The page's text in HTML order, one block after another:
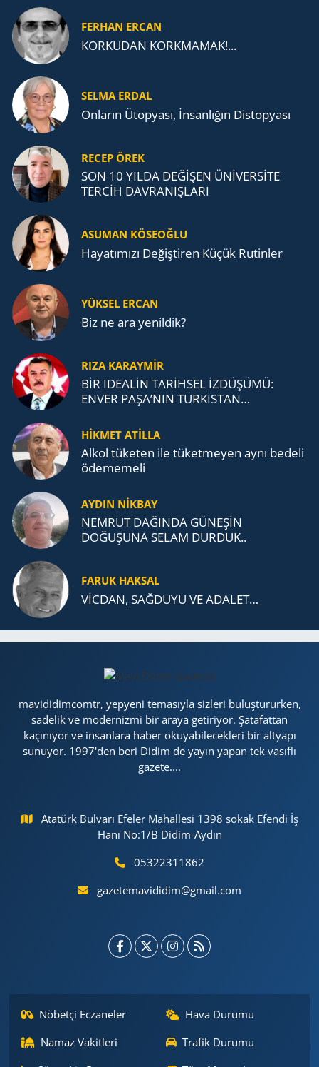
FERHAN ERCAN
KORKUDAN KORKMAMAK!...
SELMA ERDAL
Onların Ütopyası, İnsanlığın Distopyası
RECEP ÖREK
SON 10 YILDA DEĞİŞEN ÜNİVERSİTE
TERCİH DAVRANIŞLARI
ASUMAN KÖSEOĞLU
Ha­ya­tı­mı­zı De­ğiş­ti­ren Küçük Ru­tin­ler
YÜKSEL ERCAN
Biz ne ara yenildik?
RIZA KARAYMIR
BİR İDEALİN TARİHSEL İZDÜŞÜMÜ:
ENVER PAŞA’NIN TÜRKİSTAN
TEŞKİLATI’NA UZANAN MİRASI
HİKMET ATİLLA
Alkol tü­ke­ten ile tü­ket­me­yen aynı be­de­li
öde­me­me­li
AYDIN NİKBAY
NEMRUT DAĞINDA GÜNEŞİN
DOĞUŞUNA SELAM DURDUK..
FARUK HAKSAL
VİCDAN, SAĞ­DU­YU VE ADA­LET…
mavididimcomtr, yepyeni temasıyla sizleri buluştururken,
sadelik ve modernizmi bir araya getiriyor. Şatafattan
kaçınıyor ve insanlara haber okuyabilecekleri bir altyapı
sunuyor. 1997'den beri Didim de yayın yapan tek vasıflı
gazete....
Atatürk Bulvarı Efeler Mahallesi 1398 sokak Efendi İş
Hanı No:1/B Didim-Aydın
05322311862
gazetemavididim@gmail.com
Nöbetçi Eczaneler
Hava Durumu
Namaz Vakitleri
Trafik Durumu